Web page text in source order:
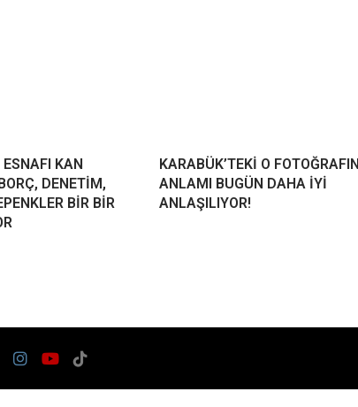
KAN
DENETİM,
BİR BİR
KARABÜK’TEKİ O FOTOĞRAFIN
ANLAMI BUGÜN DAHA İYİ
ANLAŞILIYOR!